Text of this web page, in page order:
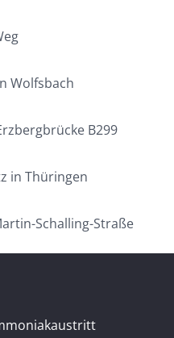
Wolfsbach
B299
in Thüringen
Schalling-Straße